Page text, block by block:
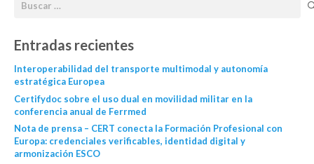
Entradas recientes
Interoperabilidad del transporte multimodal y autonomía
estratégica Europea
Certifydoc sobre el uso dual en movilidad militar en la
conferencia anual de Ferrmed
Nota de prensa – CERT conecta la Formación Profesional con
Europa: credenciales verificables, identidad digital y
armonización ESCO